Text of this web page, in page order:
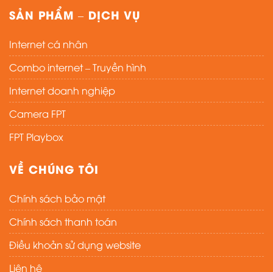
SẢN PHẨM – DỊCH VỤ
Internet cá nhân
Combo internet – Truyền hình
Internet doanh nghiệp
Camera FPT
FPT Playbox
VỀ CHÚNG TÔI
Chính sách bảo mật
Chính sách thanh toán
Điều khoản sử dụng website
Liên hệ